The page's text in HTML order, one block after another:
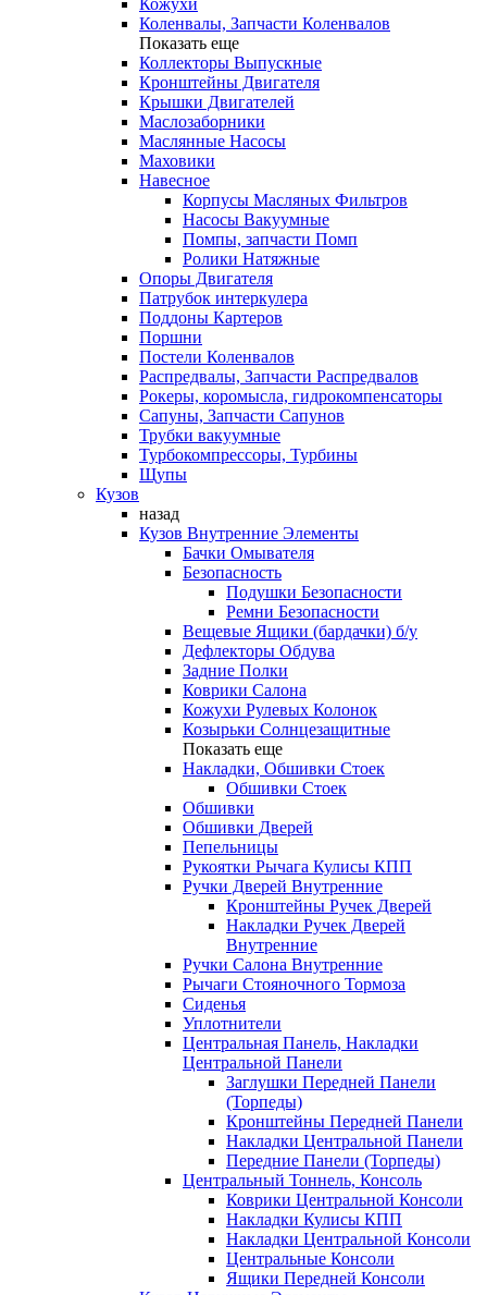
Кожухи
Коленвалы, Запчасти Коленвалов
Показать еще
Коллекторы Выпускные
Кронштейны Двигателя
Крышки Двигателей
Маслозаборники
Маслянные Насосы
Маховики
Навесное
Корпусы Масляных Фильтров
Насосы Вакуумные
Помпы, запчасти Помп
Ролики Натяжные
Опоры Двигателя
Патрубок интеркулера
Поддоны Картеров
Поршни
Постели Коленвалов
Распредвалы, Запчасти Распредвалов
Рокеры, коромысла, гидрокомпенсаторы
Сапуны, Запчасти Сапунов
Трубки вакуумные
Турбокомпрессоры, Турбины
Щупы
Кузов
назад
Кузов Внутренние Элементы
Бачки Омывателя
Безопасность
Подушки Безопасности
Ремни Безопасности
Вещевые Ящики (бардачки) б/у
Дефлекторы Обдува
Задние Полки
Коврики Салона
Кожухи Рулевых Колонок
Козырьки Солнцезащитные
Показать еще
Накладки, Обшивки Стоек
Обшивки Стоек
Обшивки
Обшивки Дверей
Пепельницы
Рукоятки Рычага Кулисы КПП
Ручки Дверей Внутренние
Кронштейны Ручек Дверей
Накладки Ручек Дверей
Внутренние
Ручки Салона Внутренние
Рычаги Стояночного Тормоза
Сиденья
Уплотнители
Центральная Панель, Накладки
Центральной Панели
Заглушки Передней Панели
(Торпеды)
Кронштейны Передней Панели
Накладки Центральной Панели
Передние Панели (Торпеды)
Центральный Тоннель, Консоль
Коврики Центральной Консоли
Накладки Кулисы КПП
Накладки Центральной Консоли
Центральные Консоли
Ящики Передней Консоли